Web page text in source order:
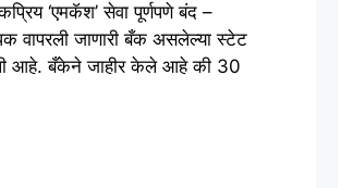
‘एमकॅश’ सेवा पूर्णपणे बंद –
वापरली जाणारी बँक असलेल्या स्टेट
आहे. बँकेने जाहीर केले आहे की 30